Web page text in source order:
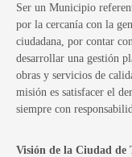
Ser un Municipio
por la cercanía con la
ciudadana, por contar
desarrollar una gestión
obras y servicios de
misión es satisfacer el
siempre con
Visión de la Ciudad de